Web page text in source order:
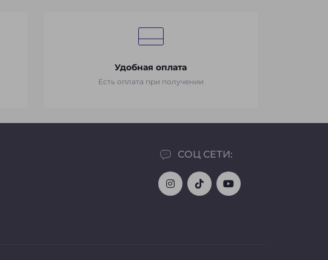
Удобная оплата
Есть оплата при получении
СОЦ СЕТИ: